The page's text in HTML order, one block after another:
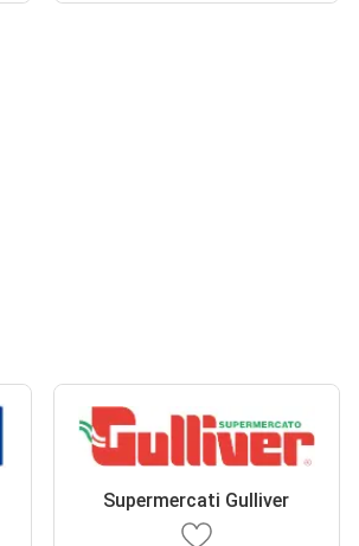
Supermercati Gulliver